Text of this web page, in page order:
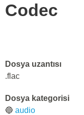
Codec
Dosya uzantısı
.flac
Dosya kategorisi
🔵 audio